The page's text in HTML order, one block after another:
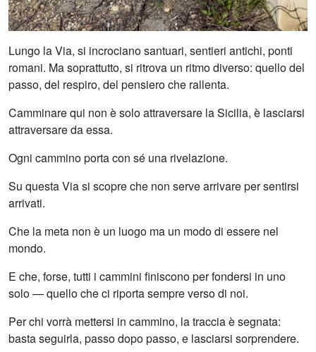
Lungo la Via, si incrociano santuari, sentieri antichi, ponti
romani. Ma soprattutto, si ritrova un ritmo diverso: quello del
passo, del respiro, del pensiero che rallenta.
Camminare qui non è solo attraversare la Sicilia, è lasciarsi
attraversare da essa.
Ogni cammino porta con sé una rivelazione.
Su questa Via si scopre che non serve arrivare per sentirsi
arrivati.
Che la meta non è un luogo ma un modo di essere nel
mondo.
E che, forse, tutti i cammini finiscono per fondersi in uno
solo — quello che ci riporta sempre verso di noi.
Per chi vorrà mettersi in cammino, la traccia è segnata:
basta seguirla, passo dopo passo, e lasciarsi sorprendere.